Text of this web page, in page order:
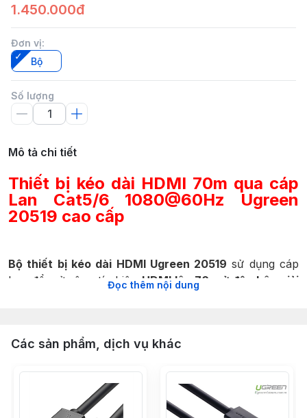
1.450.000đ
Đơn vị:
Bộ
Số lượng
Mô tả chi tiết
Thiết bị kéo dài HDMI 70m qua cáp
Lan Cat5/6 1080@60Hz Ugreen
20519 cao cấp
Bộ thiết bị kéo dài HDMI Ugreen 20519 sử dụng cáp
Lan để mở rộng tín hiệuHDMI lên 70m ở độ phân giải
lượng hình ảnh tốt nhất)
- Đây là sản phẩm cao cấp chỉ cần sử dụng một sợi dây
mạng giúp tiết kiệm chi phí và dễ dàng cho việc lắp đặt
Đọc thêm nội dung
Các sản phẩm, dịch vụ khác